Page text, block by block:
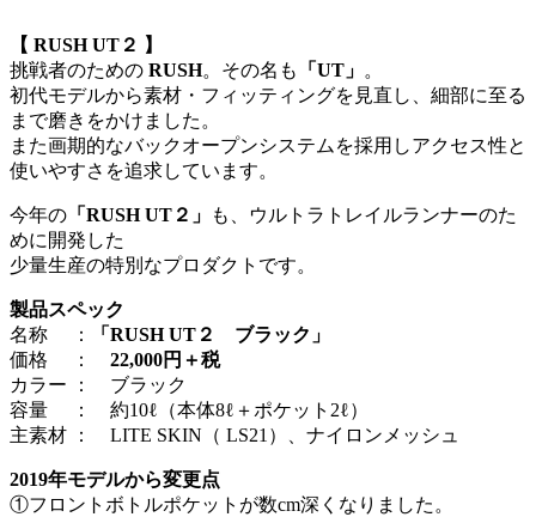
【 RUSH UT２ 】
挑戦者のための RUSH。その名も 「UT」 。
初代モデルから素材・フィッティングを見直し、細部に至る
まで磨きをかけました。
また画期的なバックオープンシステムを採用しアクセス性と
使いやすさを追求しています。
今年の 「RUSH UT２」
も、ウルトラトレイルランナーのた
めに開発した
少量生産の特別なプロダクトです。
製品スペック
名称 ：
「RUSH UT２ ブラック」
価格 ： 22,000円＋税
カラー ： ブラック
容量 ： 約10ℓ（本体8ℓ＋ポケット2ℓ）
主素材 ： LITE SKIN（ LS21）、ナイロンメッシュ
2019年モデルから変更点
①フロントボトルポケットが数cm深くなりました。